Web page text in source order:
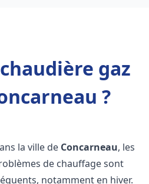
gaz
?
la ville de Concarneau, les
de chauffage sont
notamment en hiver.